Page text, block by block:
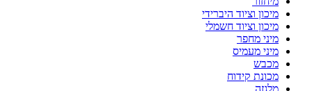
מיכון וציוד היברידי
מיכון וציוד חשמלי
מיני מחפר
מיני מעמיס
מכבש
מכונת קידוח
מלגזה